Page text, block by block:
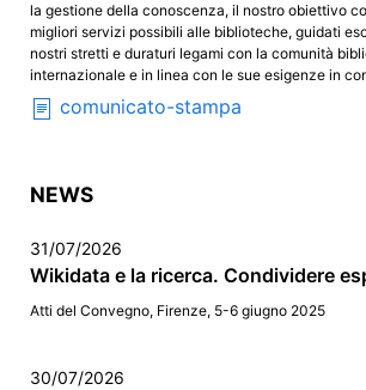
la gestione della conoscenza, il nostro obiettivo
migliori servizi possibili alle biblioteche, guidati
nostri stretti e duraturi legami con la comunità
internazionale e in linea con le sue esigenze in
comunicato-stampa
NEWS
31/07/2026
Wikidata e la ricerca. Condividere
Atti del Convegno, Firenze, 5-6 giugno 2025
30/07/2026